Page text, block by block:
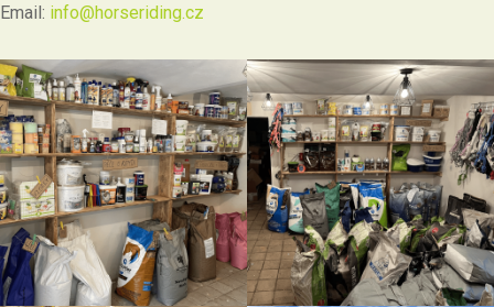
Email: info@horseriding.cz